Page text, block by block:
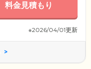
料金見積もり
※2026/04/01更新